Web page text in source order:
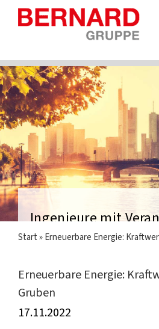
Zum
Inhalt
Ingenieure mit
Start » Erneuerbare Energie:
Erneuerbare Energie:
Gruben
17.11.2022